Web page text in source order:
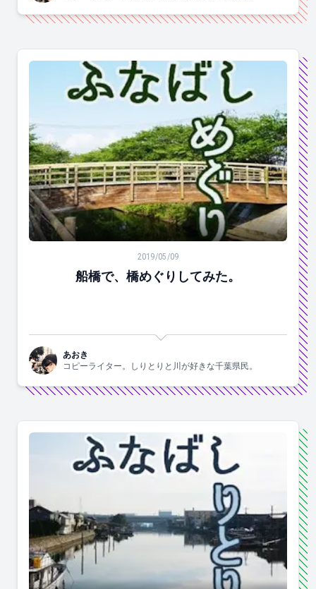
2019/05/09
船橋で、橋めぐりしてみた。
あおき
コピーライター。しりとりと川が好きな千葉県民。